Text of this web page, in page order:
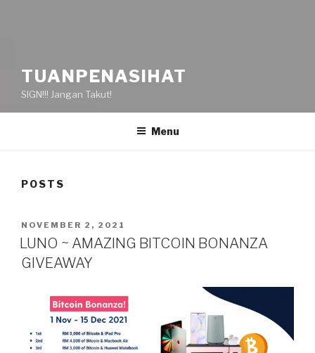
TUANPENASIHAT
SIGN!!! Jangan Takut!
Menu
POSTS
POSTED
ON
NOVEMBER 2, 2021
LUNO ~ AMAZING BITCOIN BONANZA
GIVEAWAY